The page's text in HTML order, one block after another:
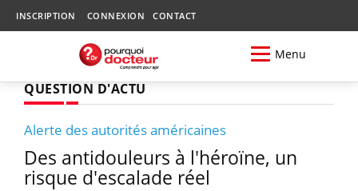
INSCRIPTION CONNEXION CONTACT
Menu
QUESTION D'ACTU
Alerte des autorités américaines
Des antidouleurs à l'héroïne, un
risque d'escalade réel